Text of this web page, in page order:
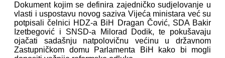
Dokument kojim se definira zajedničko sudjelovanje u
vlasti i uspostavu novog saziva Vijeća ministara već su
potpisali čelnici HDZ-a BiH Dragan Čović, SDA Bakir
Izetbegović i SNSD-a Milorad Dodik, te pokušavaju
ojačati sadašnju natpolovičnu većinu u državnom
Zastupničkom domu Parlamenta BiH kako bi mogli